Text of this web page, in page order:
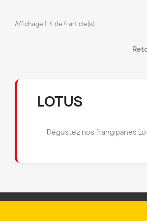
Affichage 1-4 de 4 article(s)
LOTUS
Dégustez nos frangipanes